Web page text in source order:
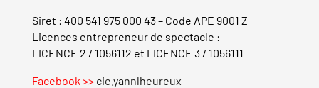
Siret : 400 541 975 000 43 – Code APE 9001 Z
Licences entrepreneur de spectacle :
LICENCE 2 / 1056112 et LICENCE 3 / 1056111
Facebook >> cie.yannlheureux